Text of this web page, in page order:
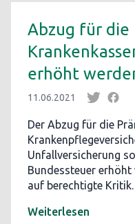
Abzug für die
erhöht
11.06.2021
Der Abzug für die
Unfallversicherung
Bundessteuer
auf berechtigte Kritik.
Weiterlesen